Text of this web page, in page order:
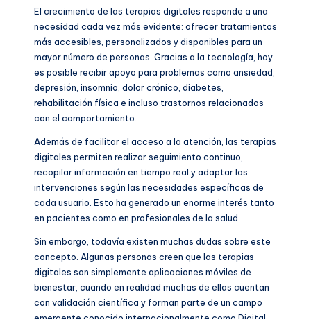
El crecimiento de las terapias digitales responde a una
necesidad cada vez más evidente: ofrecer tratamientos
más accesibles, personalizados y disponibles para un
mayor número de personas. Gracias a la tecnología, hoy
es posible recibir apoyo para problemas como ansiedad,
depresión, insomnio, dolor crónico, diabetes,
rehabilitación física e incluso trastornos relacionados
con el comportamiento.
Además de facilitar el acceso a la atención, las terapias
digitales permiten realizar seguimiento continuo,
recopilar información en tiempo real y adaptar las
intervenciones según las necesidades específicas de
cada usuario. Esto ha generado un enorme interés tanto
en pacientes como en profesionales de la salud.
Sin embargo, todavía existen muchas dudas sobre este
concepto. Algunas personas creen que las terapias
digitales son simplemente aplicaciones móviles de
bienestar, cuando en realidad muchas de ellas cuentan
con validación científica y forman parte de un campo